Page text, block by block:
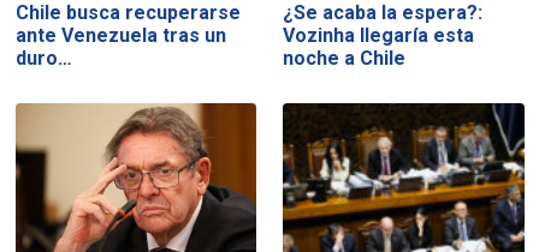
Chile busca recuperarse
ante Venezuela tras un
duro…
¿Se acaba la espera?:
Vozinha llegaría esta
noche a Chile